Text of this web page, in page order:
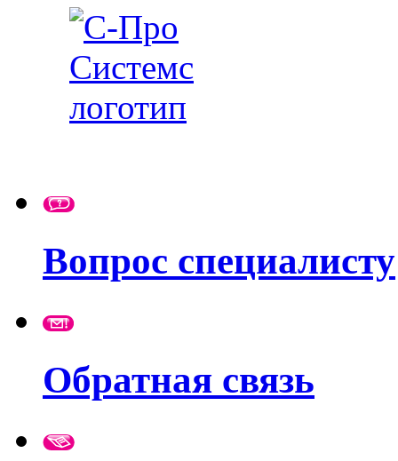
Вопрос специалисту
Обратная связь